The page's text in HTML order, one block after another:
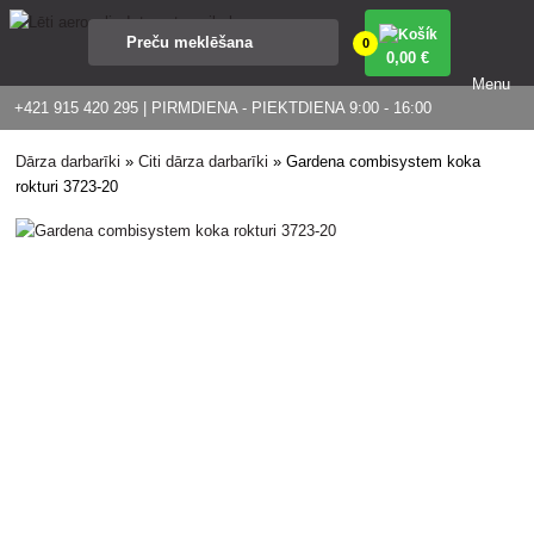
+421 915 420 295 | PIRMDIENA - PIEKTDIENA 9:00 - 16:00
0
0,00 €
Menu
Dārza darbarīki »Citi dārza darbarīki »Gardena combisystem koka
rokturi 3723-20